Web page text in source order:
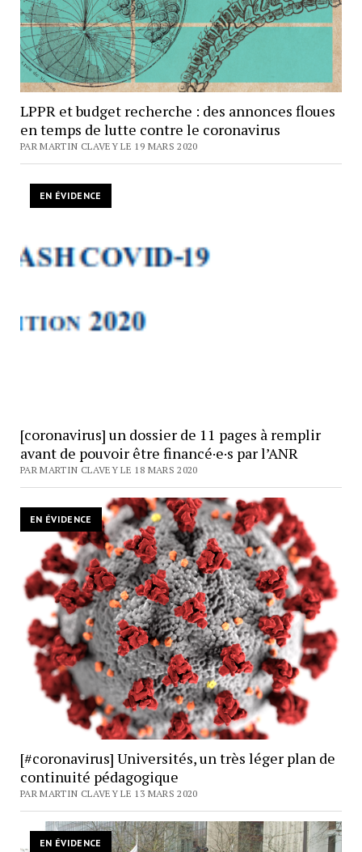
LPPR et budget recherche : des annonces floues
en temps de lutte contre le coronavirus
PAR MARTIN CLAVEY LE 19 MARS 2020
EN ÉVIDENCE
[coronavirus] un dossier de 11 pages à remplir
avant de pouvoir être financé·e·s par l’ANR
PAR MARTIN CLAVEY LE 18 MARS 2020
EN ÉVIDENCE
[#coronavirus] Universités, un très léger plan de
continuité pédagogique
PAR MARTIN CLAVEY LE 13 MARS 2020
EN ÉVIDENCE